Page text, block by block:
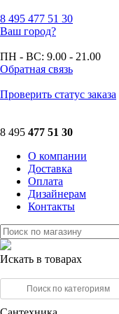
8 495 477 51 30
Ваш город?
ПН - ВС: 9.00 - 21.00
Обратная связь
Проверить статус заказа
8 495 477 51 30
О компании
Доставка
Оплата
Дизайнерам
Контакты
Искать в товарах